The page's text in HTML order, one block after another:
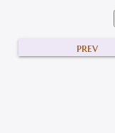
prev